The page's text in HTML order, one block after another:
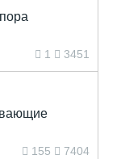
1 3451
155 7404